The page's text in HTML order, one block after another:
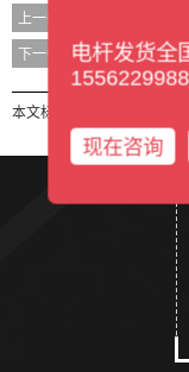
上一条
下一条 宿迁水泥电线
本文标签：
电杆发货全
现在咨询